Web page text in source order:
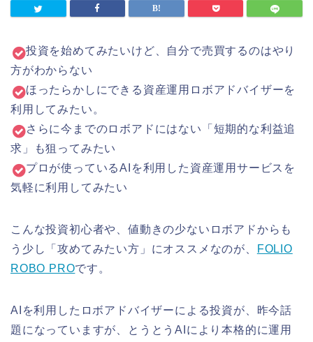
投資を始めてみたいけど、自分で売買するのはやり
方がわからない
ほったらかしにできる資産運用ロボアドバイザーを
利用してみたい。
さらに今までのロボアドにはない「短期的な利益追
求」も狙ってみたい
プロが使っているAIを利用した資産運用サービスを
気軽に利用してみたい
こんな投資初心者や、値動きの少ないロボアドからも
う少し「攻めてみたい方」にオススメなのが、
FOLIO
ROBO PROです。
AIを利用したロボアドバイザーによる投資が、昨今話
題になっていますが、とうとうAIにより本格的に運用